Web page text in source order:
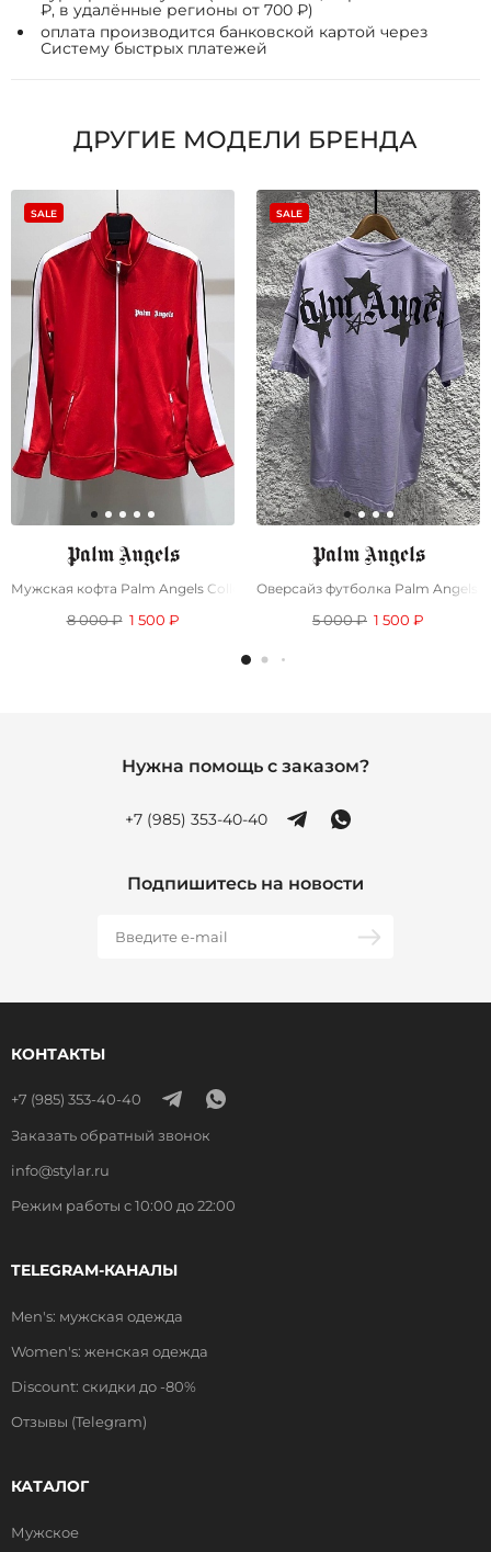
₽, в удалённые регионы от 700 ₽)
оплата производится банковской картой через
Систему быстрых платежей
ДРУГИЕ МОДЕЛИ БРЕНДА
SALE
Мужская кофта Palm Angels College - Red
8 000 ₽ 1 500 ₽
SALE
Оверсайз футболка Palm Angels
5 000 ₽ 1 500 ₽
Нужна помощь с заказом?
+7 (985) 353-40-40
Подпишитесь на новости
КОНТАКТЫ
+7 (985) 353-40-40
Заказать обратный звонок
info@stylar.ru
Режим работы с 10:00 до 22:00
TELEGRAM-КАНАЛЫ
Men's: мужская одежда
Women's: женская одежда
Discount: скидки до -80%
Отзывы (Telegram)
КАТАЛОГ
Мужское